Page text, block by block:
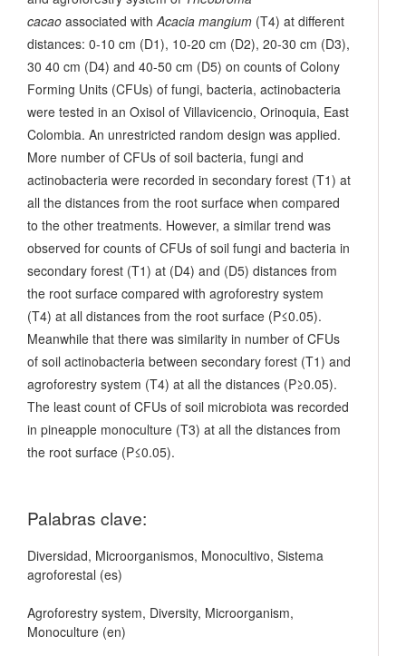
cacao associated with Acacia mangium (T4) at different
distances: 0-10 cm (D1), 10-20 cm (D2), 20-30 cm (D3),
30 40 cm (D4) and 40-50 cm (D5) on counts of Colony
Forming Units (CFUs) of fungi, bacteria, actinobacteria
were tested in an Oxisol of Villavicencio, Orinoquia, East
Colombia. An unrestricted random design was applied.
More number of CFUs of soil bacteria, fungi and
actinobacteria were recorded in secondary forest (T1) at
all the distances from the root surface when compared
to the other treatments. However, a similar trend was
observed for counts of CFUs of soil fungi and bacteria in
secondary forest (T1) at (D4) and (D5) distances from
the root surface compared with agroforestry system
(T4) at all distances from the root surface (P≤0.05).
Meanwhile that there was similarity in number of CFUs
of soil actinobacteria between secondary forest (T1) and
agroforestry system (T4) at all the distances (P≥0.05).
The least count of CFUs of soil microbiota was recorded
in pineapple monoculture (T3) at all the distances from
the root surface (P≤0.05).
Palabras clave:
Diversidad, Microorganismos, Monocultivo, Sistema
agroforestal (es)
Agroforestry system, Diversity, Microorganism,
Monoculture (en)